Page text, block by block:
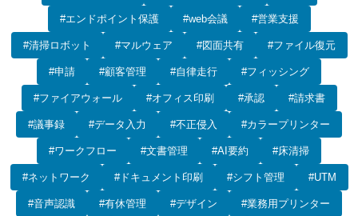
#エンドポイント保護 #web会議 #営業支援
#清掃ロボット #マルウェア #図面共有 #ファイル復元
#申請 #顧客管理 #自律走行 #フィッシング
#ファイアウォール #オフィス印刷 #承認 #請求書
#議事録 #データ入力 #不正侵入 #カラープリンター
#ワークフロー #文書管理 #AI要約 #床清掃
#ネットワーク #ドキュメント印刷 #シフト管理 #UTM
#音声認識 #有休管理 #デザイン #業務用プリンター